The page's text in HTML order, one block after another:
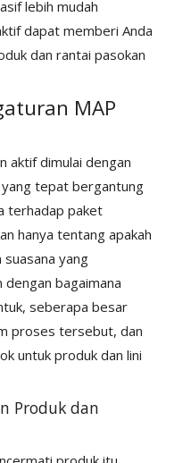
lebih mudah
dapat memberi Anda
dan rantai pasokan
MAP
aktif dimulai dengan
tepat bergantung
terhadap paket
hanya tentang apakah
suasana yang
bagaimana
seberapa besar
proses tersebut, dan
untuk produk dan lini
Produk dan